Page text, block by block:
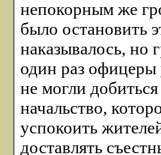
непокорным же
было остановить
наказывалось, но
один раз офицеры
не могли
начальство,
успокоить
доставлять